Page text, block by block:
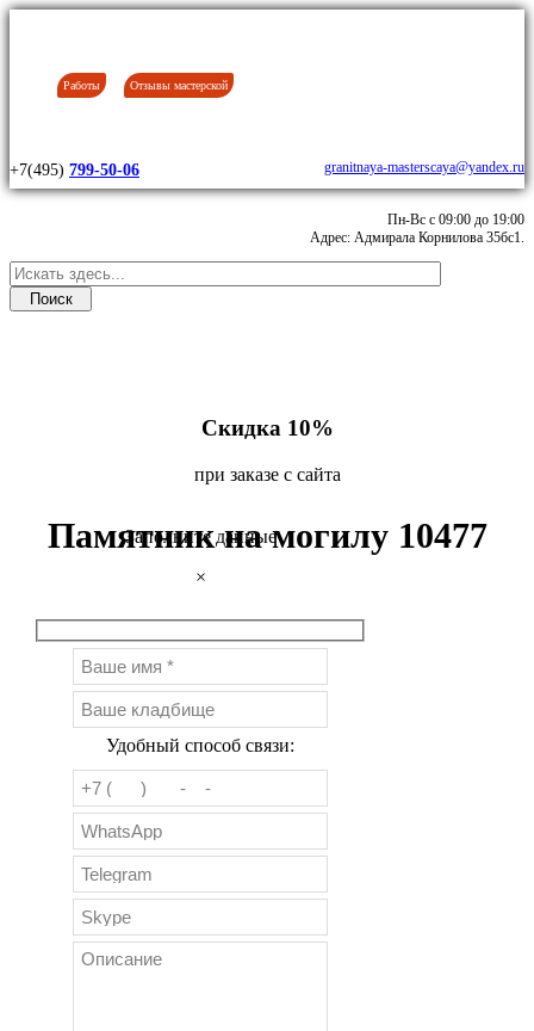
Работы Отзывы мастерской
+7(495) 799-50-06 granitnaya-masterscaya@yandex.ru
Пн-Вс с 09:00 до 19:00
Адрес: Адмирала Корнилова 35бс1.
Скидка 10%
при заказе с сайта
Памятник на могилу 10477
Заполните данные
×
Удобный способ связи: